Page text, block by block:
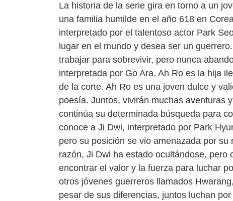
La historia de la serie gira en torno a un
una familia humilde en el año 618 en
interpretado por el talentoso actor Park
lugar en el mundo y desea ser un
trabajar para sobrevivir, pero nunca
interpretada por Go Ara. Ah Ro es la hija
de la corte. Ah Ro es una joven dulce y
poesía. Juntos, vivirán muchas aventuras
continúa su determinada búsqueda para
conoce a Ji Dwi, interpretado por Park
pero su posición se vio amenazada por
razón, Ji Dwi ha estado ocultándose,
encontrar el valor y la fuerza para luchar
otros jóvenes guerreros llamados
pesar de sus diferencias, juntos luchan